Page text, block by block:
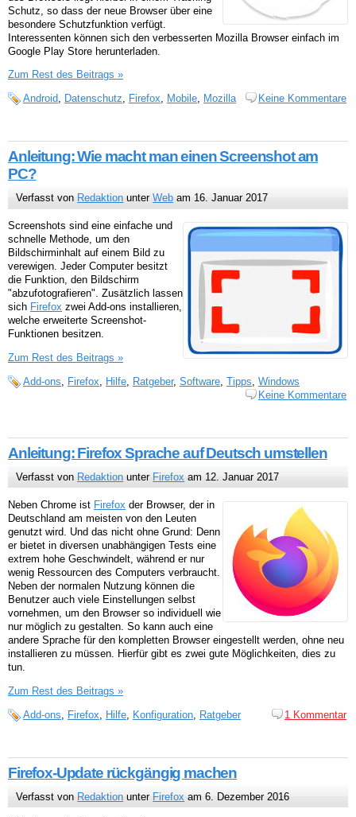
Schutz, so dass der neue Browser über eine
besondere Schutzfunktion verfügt.
Interessenten können sich den verbesserten Mozilla Browser einfach im
Google Play Store herunterladen.
Zum Rest des Beitrags »
Android, Datenschutz, Firefox, Mobile, Mozilla Keine Kommentare
Anleitung: Wie macht man einen Screenshot am
PC?
Verfasst von Redaktion unterWeb am 16. Januar 2017
Screenshots sind eine einfache und
schnelle Methode, um den
Bildschirminhalt auf einem Bild zu
verewigen. Jeder Computer besitzt
die Funktion, den Bildschirm
"abzufotografieren". Zusätzlich lassen
sich Firefox zwei Add-ons installieren,
welche erweiterte Screenshot-
Funktionen besitzen.
Zum Rest des Beitrags »
Add-ons
Firefox Hilfe Ratgeber, Software Tipps Windows
Keine Kommentare
Anleitung: Firefox Sprache auf Deutsch umstellen
Verfasst von Redaktion unter Firefox am 12. Januar 2017
Neben Chrome ist Firefox der Browser, der in
Deutschland am meisten von den Leuten
genutzt wird. Und das nicht ohne Grund: Denn
er bietet in diversen unabhängigen Tests eine
extrem hohe Geschwindelt, während er nur
wenig Ressourcen des Computers verbraucht.
Neben der normalen Nutzung können die
Benutzer auch viele Einstellungen selbst
vornehmen, um den Browser so individuell wie
nur möglich zu gestalten. So kann auch eine
andere Sprache für den kompletten Browser eingestellt werden, ohne neu
installieren zu müssen. Hierfür gibt es zwei gute Möglichkeiten, dies zu
tun.
Zum Rest des Beitrags »
Add-ons
Firefox Hilfe Konfiguration Ratgeber 1 Kommentar
Firefox-Update rückgängig machen
Verfasst von Redaktion unter Firefox am 6. Dezember 2016